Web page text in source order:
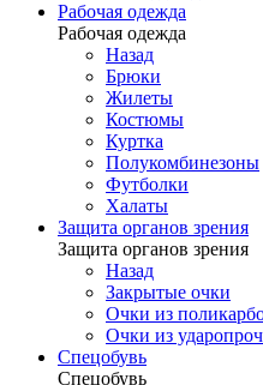
Рабочая одежда
Рабочая одежда
Назад
Брюки
Жилеты
Костюмы
Куртка
Полукомбинезоны
Футболки
Халаты
Защита органов зрения
Защита органов зрения
Назад
Закрытые очки
Очки из
Очки из
Спецобувь
Спецобувь